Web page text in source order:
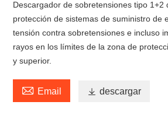
Descargador de sobretensiones tipo 1+2
protección de sistemas de suministro de
tensión contra sobretensiones e incluso
rayos en los límites de la zona de
y superior.
 Email  descargar